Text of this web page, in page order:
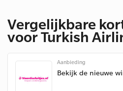
Vergelijkbare
voor Turkish
Aanbieding
Bekijk de nieuwe